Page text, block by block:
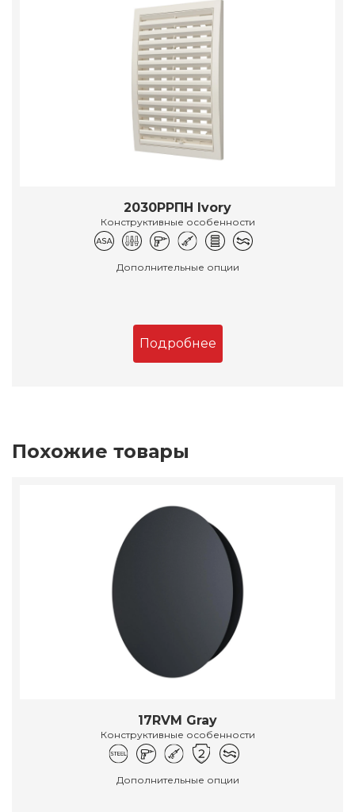
2030РРПН Ivory
Конструктивные особенности
Дополнительные опции
Подробнее
Похожие товары
17RVM Gray
Конструктивные особенности
Дополнительные опции